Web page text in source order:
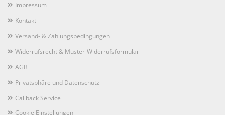
Impressum
Kontakt
Versand- & Zahlungsbedingungen
Widerrufsrecht & Muster-Widerrufsformular
AGB
Privatsphäre und Datenschutz
Callback Service
Cookie Einstellungen